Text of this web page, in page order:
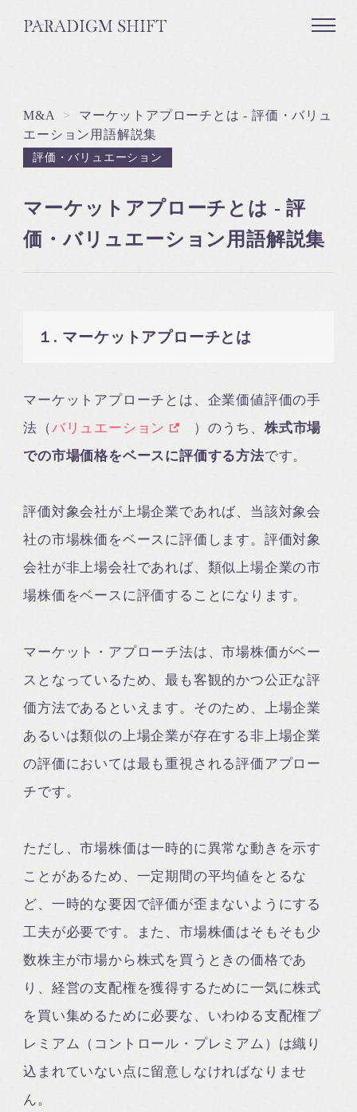
M&A >
マーケットアプローチとは - 評価・バリュ
エーション用語解説集
評価・バリュエーション
マーケットアプローチとは - 評
価・バリュエーション用語解説集
１. マーケットアプローチとは
マーケットアプローチとは、企業価値評価の手
法（バリュエーション ）のうち、 株式市場
での市場価格をベースに評価する方法です。
評価対象会社が上場企業であれば、当該対象会
社の市場株価をベースに評価します。評価対象
会社が非上場会社であれば、類似上場企業の市
場株価をベースに評価することになります。
マーケット・アプローチ法は、市場株価がベー
スとなっているため、最も客観的かつ公正な評
価方法であるといえます。そのため、上場企業
あるいは類似の上場企業が存在する非上場企業
の評価においては最も重視される評価アプロー
チです。
ただし、市場株価は一時的に異常な動きを示す
ことがあるため、一定期間の平均値をとるな
ど、一時的な要因で評価が歪まないようにする
工夫が必要です。また、市場株価はそもそも少
数株主が市場から株式を買うときの価格であ
り、経営の支配権を獲得するために一気に株式
を買い集めるために必要な、いわゆる支配権プ
レミアム（コントロール・プレミアム）は織り
込まれていない点に留意しなければなりませ
ん。